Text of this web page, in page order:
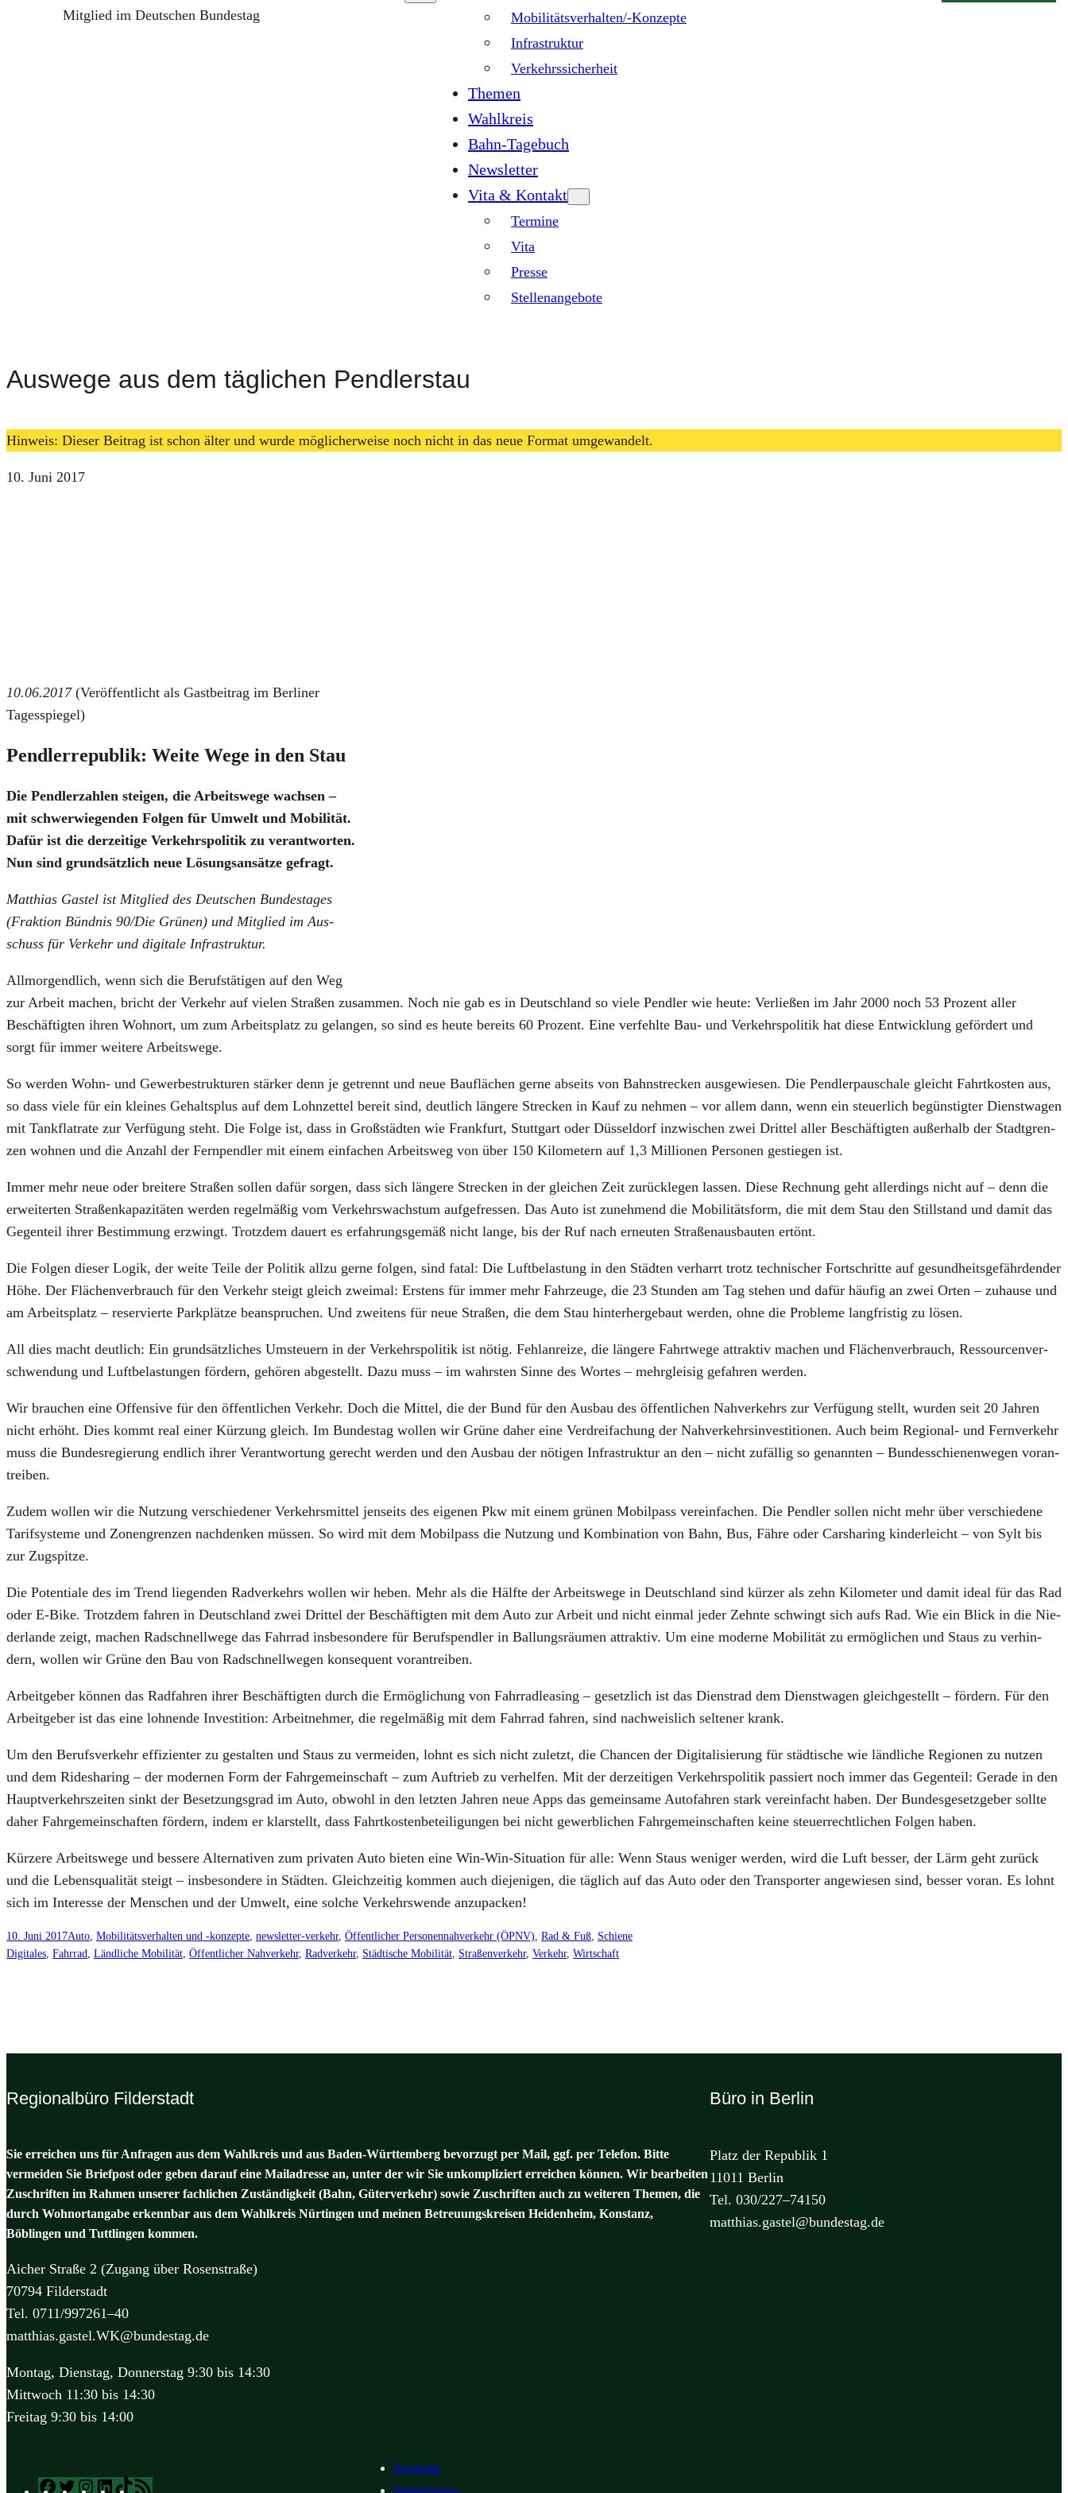
Mitglied im Deutschen Bundestag
Mobilitätsverhalten/-Konzepte
Infrastruktur
Verkehrssicherheit
Themen
Wahlkreis
Bahn-Tagebuch
Newsletter
Vita & Kontakt
Termine
Vita
Presse
Stellenangebote
Auswege aus dem täglichen Pendlerstau
Hinweis: Dieser Beitrag ist schon älter und wurde möglicherweise noch nicht in das neue Format umgewandelt.
10. Juni 2017
10.06.2017(Ver­öf­fent­licht als Gast­bei­trag im Ber­li­ner
Tages­spie­gel)
Pend­ler­re­pu­blik: Wei­te Wege in den Stau
Die Pend­ler­zah­len stei­gen, die Arbeits­we­ge wach­sen –
mit schwer­wie­gen­den Fol­gen für Umwelt und Mobi­li­tät.
Dafür ist die der­zei­ti­ge Ver­kehrs­po­li­tik zu ver­ant­wor­ten.
Nun sind grund­sätz­lich neue Lösungs­an­sät­ze gefragt.
Mat­thi­as Gastel ist Mit­glied des Deut­schen Bun­des­ta­ges
(Frak­ti­on Bünd­nis 90/Die Grü­nen) und Mit­glied im Aus­
schuss für Ver­kehr und digi­ta­le Infra­struk­tur.
All­mor­gend­lich, wenn sich die Berufs­tä­ti­gen auf den Weg
zur Arbeit machen, bricht der Ver­kehr auf vie­len Stra­ßen zusam­men. Noch nie gab es in Deutsch­land so vie­le Pend­ler wie heu­te: Ver­lie­ßen im Jahr 2000 noch 53 Pro­zent aller
Beschäf­tig­ten ihren Wohn­ort, um zum Arbeits­platz zu gelan­gen, so sind es heu­te bereits 60 Pro­zent. Eine ver­fehl­te Bau- und Ver­kehrs­po­li­tik hat die­se Ent­wick­lung geför­dert und
sorgt für immer wei­te­re Arbeits­we­ge.
So wer­den Wohn- und Gewer­be­struk­tu­ren stär­ker denn je getrennt und neue Bau­flä­chen ger­ne abseits von Bahn­stre­cken aus­ge­wie­sen. Die Pend­ler­pau­scha­le gleicht Fahrt­kos­ten aus,
so dass vie­le für ein klei­nes Gehalts­plus auf dem Lohn­zet­tel bereit sind, deut­lich län­ge­re Stre­cken in Kauf zu neh­men – vor allem dann, wenn ein steu­er­lich begüns­tig­ter Dienst­wa­gen
mit Tank­flat­rate zur Ver­fü­gung steht. Die Fol­ge ist, dass in Groß­städ­ten wie Frank­furt, Stutt­gart oder Düs­sel­dorf inzwi­schen zwei Drit­tel aller Beschäf­tig­ten außer­halb der Stadt­gren­
zen woh­nen und die Anzahl der Fern­pend­ler mit einem ein­fa­chen Arbeits­weg von über 150 Kilo­me­tern auf 1,3 Mil­lio­nen Per­so­nen gestie­gen ist.
Immer mehr neue oder brei­te­re Stra­ßen sol­len dafür sor­gen, dass sich län­ge­re Stre­cken in der glei­chen Zeit zurück­le­gen las­sen. Die­se Rech­nung geht aller­dings nicht auf – denn die
erwei­ter­ten Stra­ßen­ka­pa­zi­tä­ten wer­den regel­mä­ßig vom Ver­kehrs­wachs­tum auf­ge­fres­sen. Das Auto ist zuneh­mend die Mobi­li­täts­form, die mit dem Stau den Still­stand und damit das
Gegen­teil ihrer Bestim­mung erzwingt. Trotz­dem dau­ert es erfah­rungs­ge­mäß nicht lan­ge, bis der Ruf nach erneu­ten Stra­ßen­aus­bau­ten ertönt.
Die Fol­gen die­ser Logik, der wei­te Tei­le der Poli­tik all­zu ger­ne fol­gen, sind fatal: Die Luft­be­las­tung in den Städ­ten ver­harrt trotz tech­ni­scher Fort­schrit­te auf gesund­heits­ge­fähr­den­der
Höhe. Der Flä­chen­ver­brauch für den Ver­kehr steigt gleich zwei­mal: Ers­tens für immer mehr Fahr­zeu­ge, die 23 Stun­den am Tag ste­hen und dafür häu­fig an zwei Orten – zuhau­se und
am Arbeits­platz – reser­vier­te Park­plät­ze bean­spru­chen. Und zwei­tens für neue Stra­ßen, die dem Stau hin­ter­her­ge­baut wer­den, ohne die Pro­ble­me lang­fris­tig zu lösen.
All dies macht deut­lich: Ein grund­sätz­li­ches Umsteu­ern in der Ver­kehrs­po­li­tik ist nötig. Fehl­an­rei­ze, die län­ge­re Fahrt­we­ge attrak­tiv machen und Flä­chen­ver­brauch, Res­sour­cen­ver­
schwen­dung und Luft­be­las­tun­gen för­dern, gehö­ren abge­stellt. Dazu muss – im wahrs­ten Sin­ne des Wor­tes – mehr­glei­sig gefah­ren wer­den.
Wir brau­chen eine Offen­si­ve für den öffent­li­chen Ver­kehr. Doch die Mit­tel, die der Bund für den Aus­bau des öffent­li­chen Nah­ver­kehrs zur Ver­fü­gung stellt, wur­den seit 20 Jah­ren
nicht erhöht. Dies kommt real einer Kür­zung gleich. Im Bun­des­tag wol­len wir Grü­ne daher eine Ver­drei­fa­chung der Nah­ver­kehrs­in­ves­ti­tio­nen. Auch beim Regio­nal- und Fern­ver­kehr
muss die Bun­des­re­gie­rung end­lich ihrer Ver­ant­wor­tung gerecht wer­den und den Aus­bau der nöti­gen Infra­struk­tur an den – nicht zufäl­lig so genann­ten – Bun­des­schie­nen­we­gen vor­an­
trei­ben.
Zudem wol­len wir die Nut­zung ver­schie­de­ner Ver­kehrs­mit­tel jen­seits des eige­nen Pkw mit einem grü­nen Mobil­pass ver­ein­fa­chen. Die Pend­ler sol­len nicht mehr über ver­schie­de­ne
Tarif­sys­te­me und Zonen­gren­zen nach­den­ken müs­sen. So wird mit dem Mobil­pass die Nut­zung und Kom­bi­na­ti­on von Bahn, Bus, Fäh­re oder Car­sha­ring kin­der­leicht – von Sylt bis
zur Zug­spit­ze.
Die Poten­tia­le des im Trend lie­gen­den Rad­ver­kehrs wol­len wir heben. Mehr als die Hälf­te der Arbeits­we­ge in Deutsch­land sind kür­zer als zehn Kilo­me­ter und damit ide­al für das Rad
oder E‑Bike. Trotz­dem fah­ren in Deutsch­land zwei Drit­tel der Beschäf­tig­ten mit dem Auto zur Arbeit und nicht ein­mal jeder Zehn­te schwingt sich aufs Rad. Wie ein Blick in die Nie­
der­lan­de zeigt, machen Rad­schnell­we­ge das Fahr­rad ins­be­son­de­re für Berufs­pend­ler in Bal­lungs­räu­men attrak­tiv. Um eine moder­ne Mobi­li­tät zu ermög­li­chen und Staus zu ver­hin­
dern, wol­len wir Grü­ne den Bau von Rad­schnell­we­gen kon­se­quent vor­an­trei­ben.
Arbeit­ge­ber kön­nen das Rad­fah­ren ihrer Beschäf­tig­ten durch die Ermög­li­chung von Fahr­rad­lea­sing – gesetz­lich ist das Dienst­rad dem Dienst­wa­gen gleich­ge­stellt – för­dern. Für den
Arbeit­ge­ber ist das eine loh­nen­de Inves­ti­ti­on: Arbeit­neh­mer, die regel­mä­ßig mit dem Fahr­rad fah­ren, sind nach­weis­lich sel­te­ner krank.
Um den Berufs­ver­kehr effi­zi­en­ter zu gestal­ten und Staus zu ver­mei­den, lohnt es sich nicht zuletzt, die Chan­cen der Digi­ta­li­sie­rung für städ­ti­sche wie länd­li­che Regio­nen zu nut­zen
und dem Ridesha­ring – der moder­nen Form der Fahr­ge­mein­schaft – zum Auf­trieb zu ver­hel­fen. Mit der der­zei­ti­gen Ver­kehrs­po­li­tik pas­siert noch immer das Gegen­teil: Gera­de in den
Haupt­ver­kehrs­zei­ten sinkt der Beset­zungs­grad im Auto, obwohl in den letz­ten Jah­ren neue Apps das gemein­sa­me Auto­fah­ren stark ver­ein­facht haben. Der Bun­des­ge­setz­ge­ber soll­te
daher Fahr­ge­mein­schaf­ten för­dern, indem er klar­stellt, dass Fahrt­kos­ten­be­tei­li­gun­gen bei nicht gewerb­li­chen Fahr­ge­mein­schaf­ten kei­ne steu­er­recht­li­chen Fol­gen haben.
Kür­ze­re Arbeits­we­ge und bes­se­re Alter­na­ti­ven zum pri­va­ten Auto bie­ten eine Win-Win-Situa­ti­on für alle: Wenn Staus weni­ger wer­den, wird die Luft bes­ser, der Lärm geht zurück
und die Lebens­qua­li­tät steigt – ins­be­son­de­re in Städ­ten. Gleich­zei­tig kom­men auch die­je­ni­gen, die täg­lich auf das Auto oder den Trans­por­ter ange­wie­sen sind, bes­ser vor­an. Es lohnt
sich im Inter­es­se der Men­schen und der Umwelt, eine sol­che Ver­kehrs­wen­de anzu­pa­cken!
10. Juni 2017Auto, Mobilitätsverhalten und -konzepte, newsletter-verkehr, Öffentlicher Personennahverkehr (ÖPNV), Rad & Fuß, Schiene
Digitales, Fahrrad, Ländliche Mobilität, Öffentlicher Nahverkehr, Radverkehr, Städtische Mobilität, Straßenverkehr, Verkehr, Wirtschaft
Regionalbüro Filderstadt
Sie erreichen uns für Anfragen aus dem Wahlkreis und aus Baden-Württemberg bevorzugt per Mail, ggf. per Telefon. Bitte
vermeiden Sie Briefpost oder geben darauf eine Mailadresse an, unter der wir Sie unkompliziert erreichen können. Wir bearbeiten
Zuschriften im Rahmen unserer fachlichen Zuständigkeit (Bahn, Güterverkehr) sowie Zuschriften auch zu weiteren Themen, die
durch Wohnortangabe erkennbar aus dem Wahlkreis Nürtingen und meinen Betreuungskreisen Heidenheim, Konstanz,
Böblingen und Tuttlingen kommen.
Aicher Straße 2 (Zugang über Rosenstraße)
70794 Filderstadt
Tel. 0711/997261–40
matthias.gastel.WK@bundestag.de
Montag, Dienstag, Donnerstag 9:30 bis 14:30
Mittwoch 11:30 bis 14:30
Freitag 9:30 bis 14:00
Büro in Berlin
Platz der Republik 1
11011 Berlin
Tel. 030/227–74150
matthias.gastel@bundestag.de
Facebook
TwitterInstagram
LinkedIn
TikTok
Kontakt